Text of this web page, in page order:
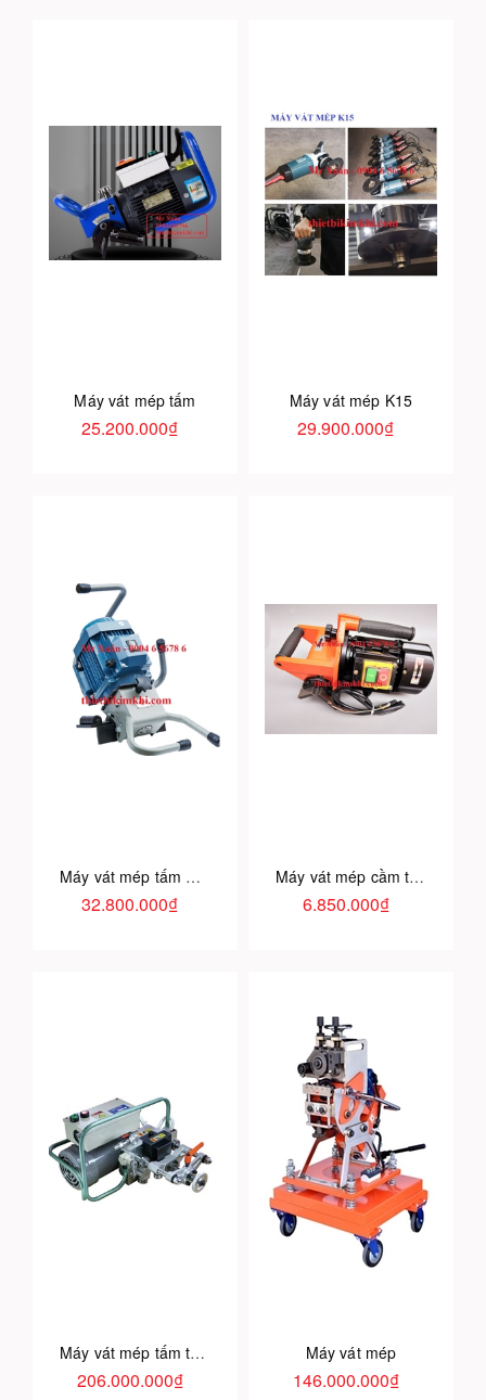
Máy vát mép tấm
25.200.000₫
Máy vát mép K15
29.900.000₫
Máy vát mép tấm SKF-15
32.800.000₫
Máy vát mép cầm tay công suất lớn
6.850.000₫
Máy vát mép tấm tự động Nhật Bản
206.000.000₫
Máy vát mép
146.000.000₫